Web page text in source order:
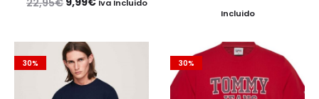
original
era:
22,95€.
actual
9,99€.
Iva Incluido
precio
era:
29,95€.
es:
20,97€.
Incluido
30% 30%